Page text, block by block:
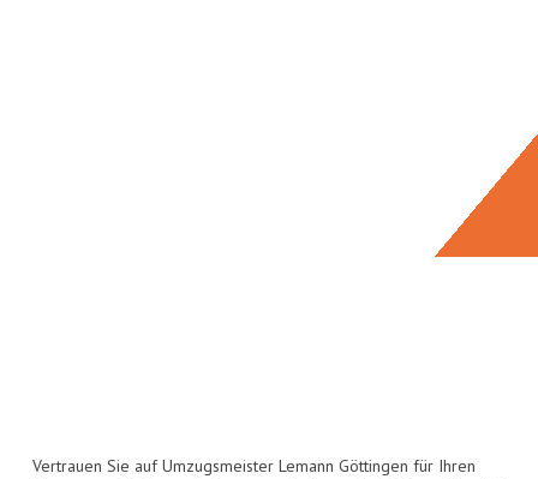
Vertrauen Sie auf Umzugsmeister Lemann Göttingen für Ihren